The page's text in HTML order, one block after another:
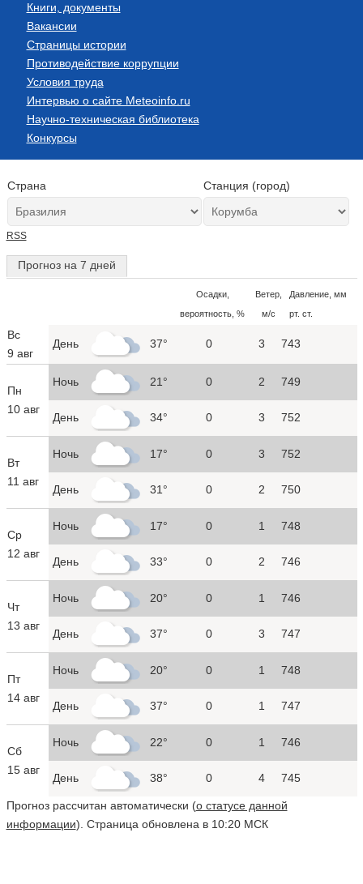
Книги, документы
Вакансии
Страницы истории
Противодействие коррупции
Условия труда
Интервью о сайте Meteoinfo.ru
Научно-техническая библиотека
Конкурсы
Страна Станция (город)
RSS
Прогноз на 7 дней
Осадки,
вероятность, %
Ветер,
м/с
Давление, мм
рт. ст.
Вс
9 авг
День 37° 0 3 743
Пн
10 авг
Ночь 21° 0 2 749
День 34° 0 3 752
Вт
11 авг
Ночь 17° 0 3 752
День 31° 0 2 750
Ср
12 авг
Ночь 17° 0 1 748
День 33° 0 2 746
Чт
13 авг
Ночь 20° 0 1 746
День 37° 0 3 747
Пт
14 авг
Ночь 20° 0 1 748
День 37° 0 1 747
Сб
15 авг
Ночь 22° 0 1 746
День 38° 0 4 745
Прогноз рассчитан автоматически (о статусе данной
информации). Страница обновлена в 10:20 МСК